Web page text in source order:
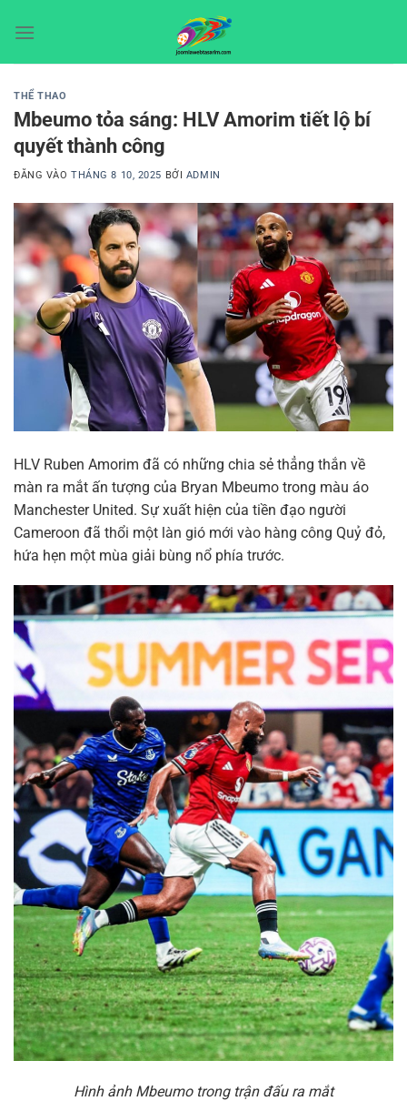
qua
THỂ THAO
Mbeumo tỏa sáng: HLV Amorim tiết lộ bí
quyết thành công
ĐĂNG VÀOTHÁNG 8 10, 2025 BỞI ADMIN
HLV Ruben Amorim đã có những chia sẻ thẳng thắn về
màn ra mắt ấn tượng của Bryan Mbeumo trong màu áo
Manchester United. Sự xuất hiện của tiền đạo người
Cameroon đã thổi một làn gió mới vào hàng công Quỷ đỏ,
hứa hẹn một mùa giải bùng nổ phía trước.
Hình ảnh Mbeumo trong trận đấu ra mắt